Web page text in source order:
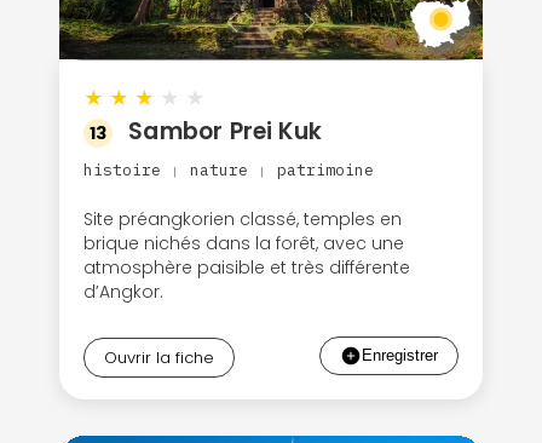
★ ★ ★ ★ ★
13 Sambor Prei Kuk
histoire | nature | patrimoine
Site préangkorien classé, temples en
brique nichés dans la forêt, avec une
atmosphère paisible et très différente
d’Angkor.
Ouvrir la fiche